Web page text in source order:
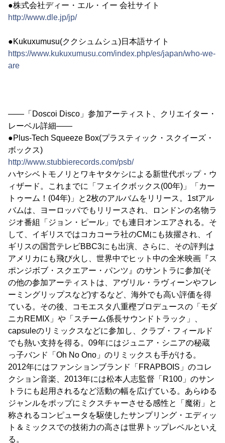
●株式会社ディー・エル・イー 会社サイト
http://www.dle.jp/jp/
●Kukuxumusu(ククシュムシュ)日本語サイト
https://www.kukuxumusu.com/index.php/es/japan/who-we-
are
――「Doscoi Disco」参加アーティスト、クリエイター・
レーベル詳細――
●Plus-Tech Squeeze Box(プラスティック・スクイーズ・
ボックス)
http://www.stubbierecords.com/psb/
ハヤシベトモノリとワキヤタケシによる新世代ポップ・ウ
ィザード。これまでに「フェイクボックス(00年)」「カー
トゥーム！(04年)」と2枚のアルバムをリリース。1stアル
バムは、ヨーロッパでもリリースされ、ロンドンの名物ラ
ジオ番組「ジョン・ピール」でも連日オンエアされる。そ
して、イギリスではコカコーラ社のCMにも抜擢され、イ
ギリスの国営テレビBBC3にも出演、さらに、その評判は
アメリカにも飛び火し、世界中でヒット中の全米映画『ス
ポンジボブ・スクエアー・パンツ』のサントラに参加(そ
の他の参加アーティストは、アヴリル・ラヴィーンやフレ
ーミングリップスなど)するなど、海外でも高い評価を得
ている。その後、コモエスタ八重樫プロデュースの「モダ
ニカREMIX」や「スチーム係長サウンドトラック」、
capsuleのリミックスなどに参加し、クラブ・フィールド
でも熱い支持を得る。09年にはジュニア・シニアの秘蔵
っ子バンド「Oh No Ono」のリミックスも手がける。
2012年にはファンションブランド「FRAPBOIS」のコレ
クション音楽、2013年には松本人志監督「R100」のサン
トラにも起用されるなど活動の幅を広げている。あらゆる
ジャンルをポップにミクスチャーさせる感性と「魔術」と
称されるコンピュータを駆使したサンプリング・エディッ
ト＆ミックスでの技術力の高さは世界トップレベルといえ
る。